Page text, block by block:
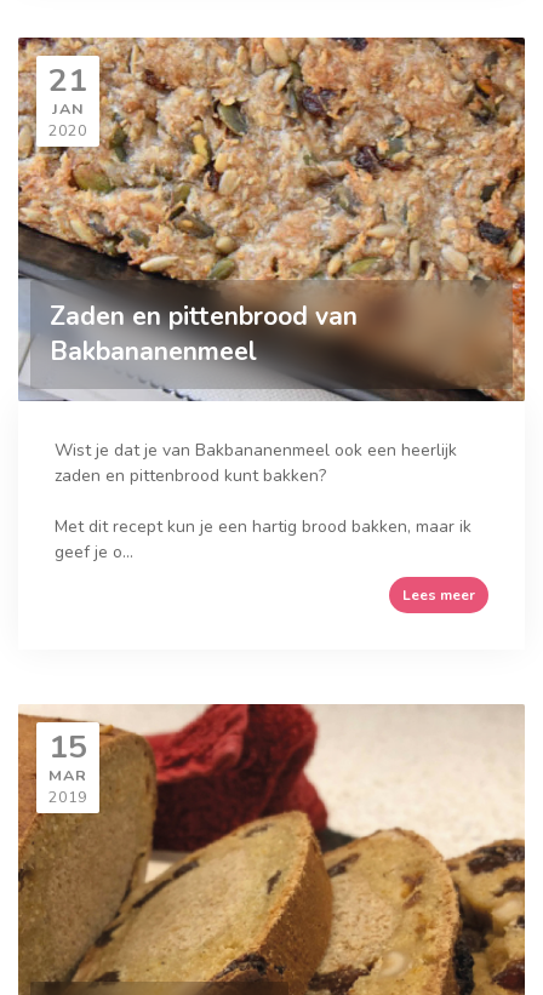
21
JAN
2020
Zaden en pittenbrood van
Bakbananenmeel
Wist je dat je van Bakbananenmeel ook een heerlijk
zaden en pittenbrood kunt bakken?
Met dit recept kun je een hartig brood bakken, maar ik
geef je o...
Lees meer
15
MAR
2019